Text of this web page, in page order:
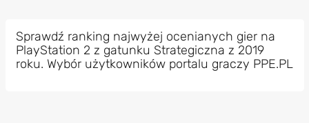
Sprawdź ranking najwyżej ocenianych gier na
PlayStation 2 z gatunku Strategiczna z 2019
roku. Wybór użytkowników portalu graczy PPE.PL